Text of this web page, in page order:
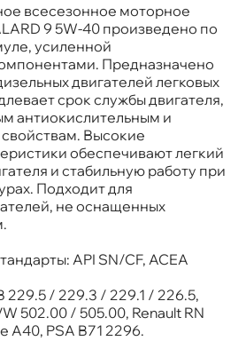
всесезонное моторное
9 5W-40 произведено по
усиленной
Предназначено
двигателей легковых
срок службы двигателя,
антиокислительным и
Высокие
обеспечивают легкий
и стабильную работу при
Подходит для
не оснащенных
API SN/CF, ACEA
/ 229.3 / 229.1 / 226.5,
502.00 / 505.00, Renault RN
A40, PSA B71 2296.
40